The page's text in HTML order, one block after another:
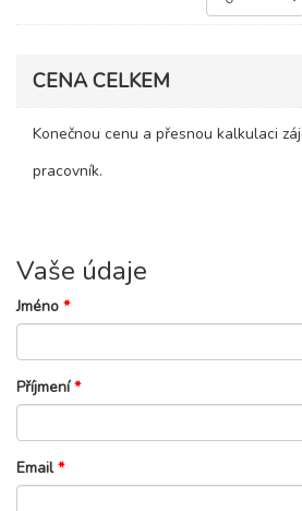
CENA CELKEM
Konečnou cenu a přesnou kalkulaci
pracovník.
Vaše údaje
Jméno *
Příjmení*
Email*